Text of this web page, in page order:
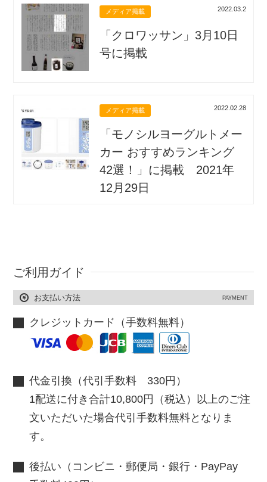
メディア掲載 2022.03.2
「クロワッサン」3月10日
号に掲載
メディア掲載 2022.02.28
「モノシルヨーグルトメー
カー おすすめランキング
42選！」に掲載 2021年
12月29日
ご利用ガイド
お支払い方法 PAYMENT
クレジットカード（手数料無料）
代金引換（代引手数料 330円）
1配送に付き合計10,800円（税込）以上のご注
文いただいた場合代引手数料無料となりま
す。
後払い（コンビニ・郵便局・銀行・PayPay